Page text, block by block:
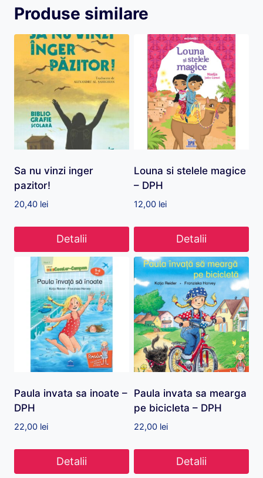
Produse similare
Sa nu vinzi inger
pazitor!
20,40 lei
Detalii
Louna si stelele magice
– DPH
12,00 lei
Detalii
Paula invata sa inoate –
DPH
22,00 lei
Detalii
Paula invata sa mearga
pe bicicleta – DPH
22,00 lei
Detalii